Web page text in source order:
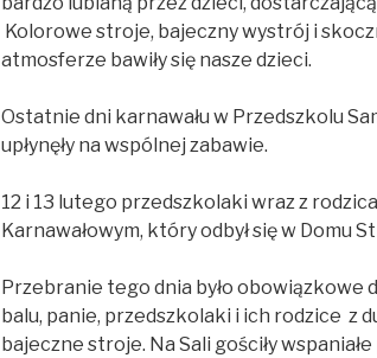
Kolorowe stroje, bajeczny wystrój i
atmosferze bawiły się nasze dzieci.
Ostatnie dni karnawału w Przedszkolu
upłynęły na wspólnej zabawie.
12 i 13 lutego przedszkolaki wraz z
Karnawałowym, który odbył się w Domu
Przebranie tego dnia było obowiązkowe
balu, panie, przedszkolaki i ich rodzice z
bajeczne stroje. Na Sali gościły